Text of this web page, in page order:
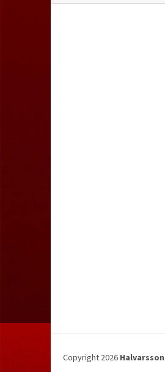
Copyright 2026